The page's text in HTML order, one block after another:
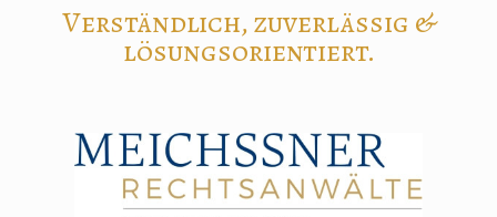
Verständlich, zuverlässig &
lösungsorientiert.